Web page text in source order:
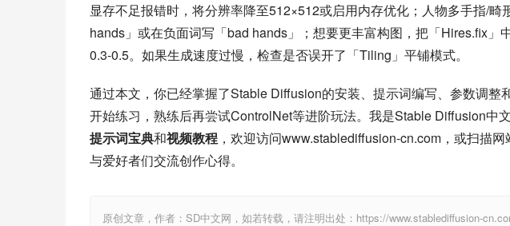
显存不足报错时，将分辨率降至512×512或启用内存优化；人物多手指/畸
hands」或在负面词写「bad hands」；想要更丰富构图，把「Hires.fix」
0.3-0.5。如果生成速度过慢，检查是否误开了「Tiling」平铺模式。
通过本文，你已经掌握了Stable Diffusion的安装、提示词编写、参数调整
开始练习，熟练后再尝试ControlNet等进阶玩法。我是Stable Diffusion中
提示词宝典和视频教程 ，欢迎访问www.stablediffusion-cn.com，或扫描
与爱好者们交流创作心得。
原创文章，作者：SD中文网，如若转载，请注明出处：https://www.stablediffusion-